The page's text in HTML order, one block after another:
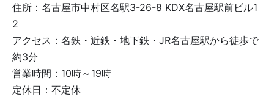
住所：名古屋市中村区名駅3-26-8 KDX名古屋駅前ビル1
2
アクセス：名鉄・近鉄・地下鉄・JR名古屋駅から徒歩で
約3分
営業時間：10時～19時
定休日：不定休